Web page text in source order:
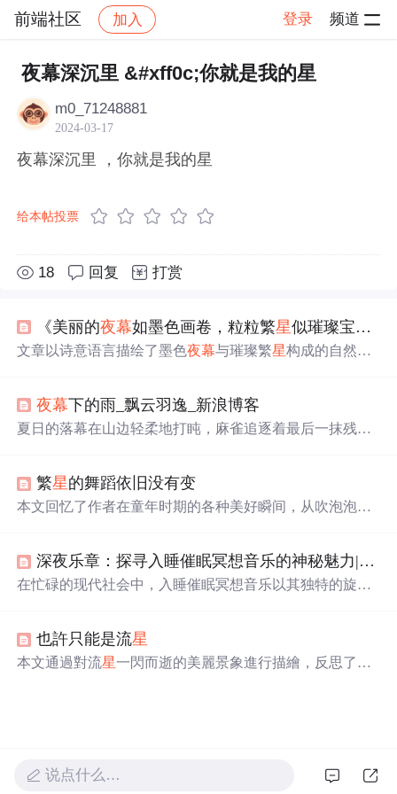
前端社区 加入 登录 频道
社区 前端社区 感慨 帖子详情
夜幕深沉里 &#xff0c;你就是我的星
m0_71248881
2024-03-17
夜幕深沉里 ，你就是我的星
给本帖投票
18 回复 打赏
《美丽的夜幕如墨色画卷，粒粒繁星似璀璨宝石点缀其间。繁
文章以诗意语言描绘了墨色夜幕与璀璨繁星构成的自然景
的文学化表达，不涉及天文观测技术、物理机制或信息技
术应用。
夜幕下的雨_飘云羽逸_新浪博客
夏日的落幕在山边轻柔地打盹，麻雀追逐着最后一抹残
了一袭彩霞的外衣。河边的渔人收起钓竿，迎着昏黄的屋
檐，圆月将夜色揽入怀中，大山便在安详中安然睡去。
繁星的舞蹈依旧没有变
本文回忆了作者在童年时期的各种美好瞬间，从吹泡泡到
深夜乐章：探寻入睡催眠冥想音乐的神秘魅力|流静
在忙碌的现代社会中，入睡催眠冥想音乐以其独特的旋律
提醒我们在忙碌中放慢脚步，倾听内心声音。
也許只能是流星
本文通過對流星一閃而逝的美麗景象進行描繪，反思了生
说点什么…